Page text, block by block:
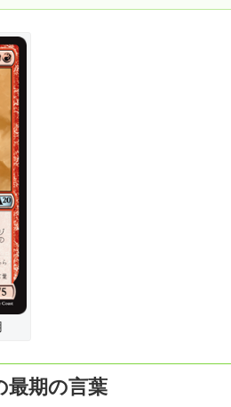
最期の言葉